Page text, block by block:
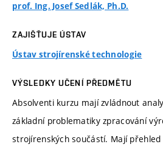
prof. Ing. Josef Sedlák, Ph.D.
ZAJIŠŤUJE ÚSTAV
Ústav strojírenské technologie
VÝSLEDKY UČENÍ PŘEDMĚTU
Absolventi kurzu mají zvládnout
základní problematiky zpracování
strojírenských součástí. Mají